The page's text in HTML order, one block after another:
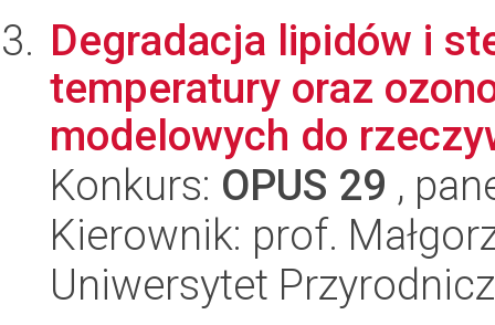
Degradacja lipidów i
temperatury oraz
modelowych do
Konkurs: OPUS 29 ,
Kierownik: prof.
Uniwersytet